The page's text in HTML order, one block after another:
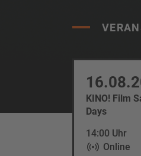
KINO! Film
Days
14:00 Uhr
Online